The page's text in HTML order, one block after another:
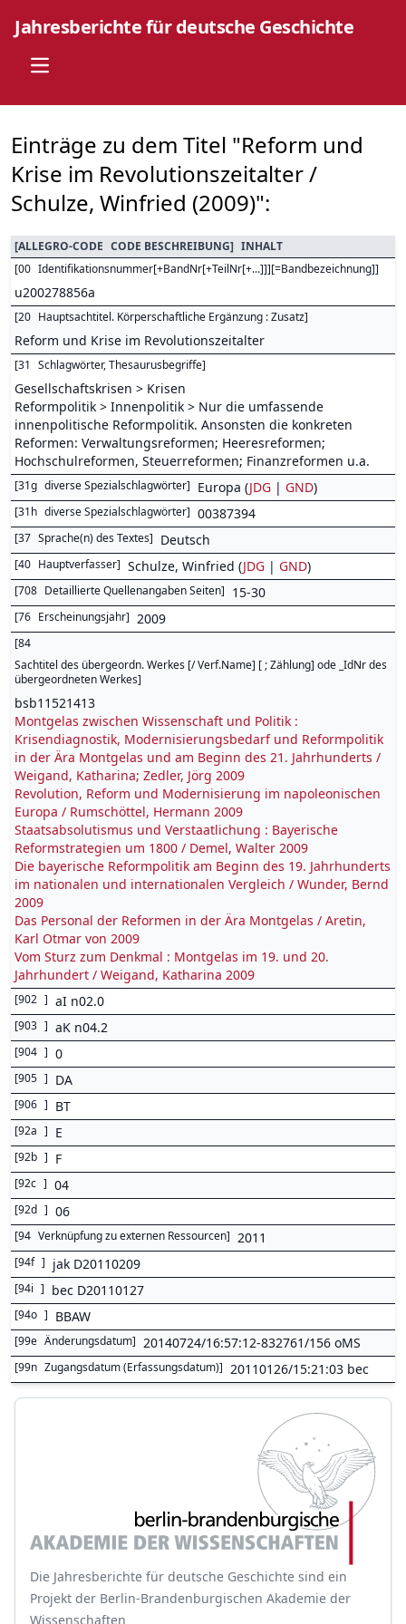
Jahresberichte für deutsche Geschichte
Open main menu
Einträge zu dem Titel "Reform und
Krise im Revolutionszeitalter /
Schulze, Winfried (2009)":
[ALLEGRO-CODE CODE BESCHREIBUNG] INHALT
[00 Identifikationsnummer[+BandNr[+TeilNr[+...]]][=Bandbezeichnung]]
u200278856a
[20 Hauptsachtitel. Körperschaftliche Ergänzung : Zusatz]
Reform und Krise im Revolutionszeitalter
[31 Schlagwörter, Thesaurusbegriffe]
Gesellschaftskrisen > Krisen
Reformpolitik > Innenpolitik > Nur die umfassende
innenpolitische Reformpolitik. Ansonsten die konkreten
Reformen: Verwaltungsreformen; Heeresreformen;
Hochschulreformen, Steuerreformen; Finanzreformen u.a.
[31g diverse Spezialschlagwörter] Europa (JDG | GND)
[31h diverse Spezialschlagwörter] 00387394
[37 Sprache(n) des Textes] Deutsch
[40 Hauptverfasser] Schulze, Winfried (JDG | GND)
[708 Detaillierte Quellenangaben Seiten] 15-30
[76 Erscheinungsjahr] 2009
[84
Sachtitel des übergeordn. Werkes [/ Verf.Name] [ ; Zählung] ode _IdNr des
übergeordneten Werkes]
bsb11521413
Montgelas zwischen Wissenschaft und Politik :
Krisendiagnostik, Modernisierungsbedarf und Reformpolitik
in der Ära Montgelas und am Beginn des 21. Jahrhunderts /
Weigand, Katharina; Zedler, Jörg 2009
Revolution, Reform und Modernisierung im napoleonischen
Europa / Rumschöttel, Hermann 2009
Staatsabsolutismus und Verstaatlichung : Bayerische
Reformstrategien um 1800 / Demel, Walter 2009
Die bayerische Reformpolitik am Beginn des 19. Jahrhunderts
im nationalen und internationalen Vergleich / Wunder, Bernd
2009
Das Personal der Reformen in der Ära Montgelas / Aretin,
Karl Otmar von 2009
Vom Sturz zum Denkmal : Montgelas im 19. und 20.
Jahrhundert / Weigand, Katharina 2009
[902 ] aI n02.0
[903 ] aK n04.2
[904 ] 0
[905 ] DA
[906 ] BT
[92a ] E
[92b ] F
[92c ] 04
[92d ] 06
[94 Verknüpfung zu externen Ressourcen] 2011
[94f ] jak D20110209
[94i ] bec D20110127
[94o ] BBAW
[99e Änderungsdatum] 20140724/16:57:12-832761/156 oMS
[99n Zugangsdatum (Erfassungsdatum)] 20110126/15:21:03 bec
Die Jahresberichte für deutsche Geschichte sind ein
Projekt der Berlin-Brandenburgischen Akademie der
Wissenschaften